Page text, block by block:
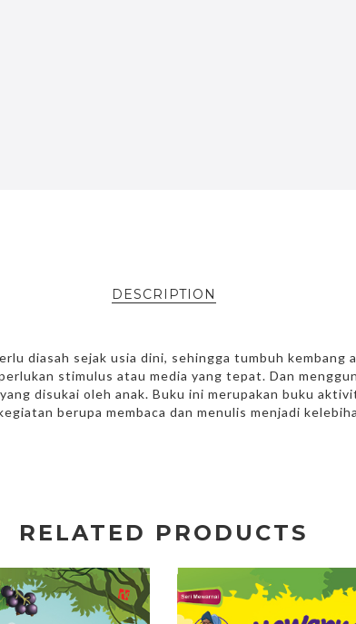
DESCRIPTION
diasah sejak usia dini, sehingga tumbuh kembang
stimulus atau media yang tepat. Dan
disukai oleh anak. Buku ini merupakan buku
berupa membaca dan menulis menjadi
RELATED PRODUCTS